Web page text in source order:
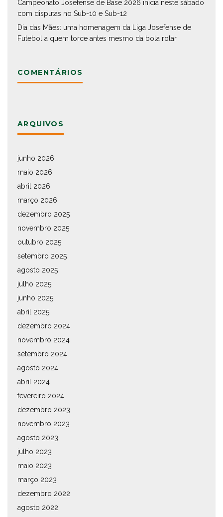
Campeonato Josefense de Base 2026 inicia neste sábado
com disputas no Sub-10 e Sub-12
Dia das Mães: uma homenagem da Liga Josefense de
Futebol a quem torce antes mesmo da bola rolar
COMENTÁRIOS
ARQUIVOS
junho 2026
maio 2026
abril 2026
março 2026
dezembro 2025
novembro 2025
outubro 2025
setembro 2025
agosto 2025
julho 2025
junho 2025
abril 2025
dezembro 2024
novembro 2024
setembro 2024
agosto 2024
abril 2024
fevereiro 2024
dezembro 2023
novembro 2023
agosto 2023
julho 2023
maio 2023
março 2023
dezembro 2022
agosto 2022